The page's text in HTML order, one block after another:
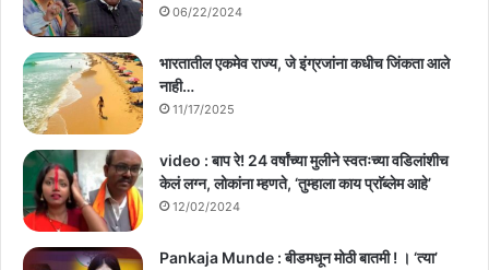
06/22/2024
भारतातील एकमेव राज्य, जे इंग्रजांना कधीच जिंकता आले
नाही…
11/17/2025
video : बाप रे! 24 वर्षांच्या मुलीने स्वतःच्या वडिलांशीच
केलं लग्न, लोकांना म्हणते, ‘तुम्हाला काय प्राॅब्लेम आहे’
12/02/2024
Pankaja Munde : बीडमधून मोठी बातमी ! । ‘त्या’